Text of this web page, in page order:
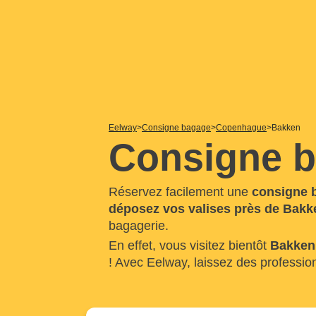
Eelway Consigne bagage Copenhague Bakken
Consigne
Réservez facilement une consigne
déposez vos valises près de
bagagerie.
En effet, vous visitez bientôt Bakken
! Avec Eelway, laissez des